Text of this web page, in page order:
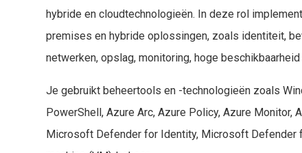
hybride en cloudtechnologieën. In deze rol
premises en hybride oplossingen, zoals identiteit,
netwerken, opslag, monitoring, hoge
Je gebruikt beheertools en -technologieën zoals
PowerShell, Azure Arc, Azure Policy, Azure Monitor,
Microsoft Defender for Identity, Microsoft Defender